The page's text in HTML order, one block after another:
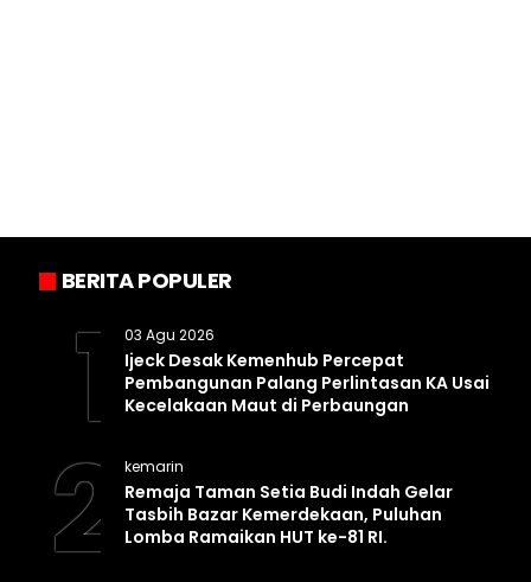
BERITA POPULER
1 03 Agu 2026
Ijeck Desak Kemenhub Percepat
Pembangunan Palang Perlintasan KA Usai
Kecelakaan Maut di Perbaungan
2 kemarin
Remaja Taman Setia Budi Indah Gelar
Tasbih Bazar Kemerdekaan, Puluhan
Lomba Ramaikan HUT ke-81 RI.